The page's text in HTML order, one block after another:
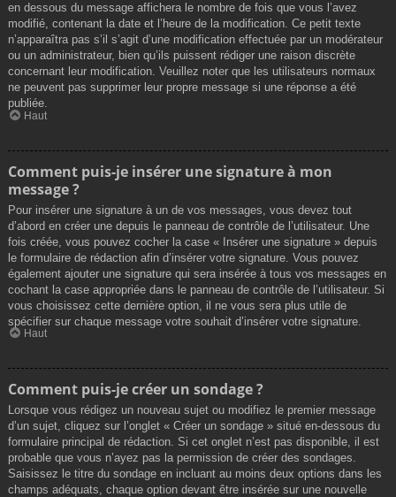
en dessous du message affichera le nombre de fois que vous l’avez
modifié, contenant la date et l’heure de la modification. Ce petit texte
n’apparaîtra pas s’il s’agit d’une modification effectuée par un modérateur
ou un administrateur, bien qu’ils puissent rédiger une raison discrète
concernant leur modification. Veuillez noter que les utilisateurs normaux
ne peuvent pas supprimer leur propre message si une réponse a été
publiée.
Haut
Comment puis-je insérer une signature à mon
message ?
Pour insérer une signature à un de vos messages, vous devez tout
d’abord en créer une depuis le panneau de contrôle de l’utilisateur. Une
fois créée, vous pouvez cocher la case « Insérer une signature » depuis
le formulaire de rédaction afin d’insérer votre signature. Vous pouvez
également ajouter une signature qui sera insérée à tous vos messages en
cochant la case appropriée dans le panneau de contrôle de l’utilisateur. Si
vous choisissez cette dernière option, il ne vous sera plus utile de
spécifier sur chaque message votre souhait d’insérer votre signature.
Haut
Comment puis-je créer un sondage ?
Lorsque vous rédigez un nouveau sujet ou modifiez le premier message
d’un sujet, cliquez sur l’onglet « Créer un sondage » situé en-dessous du
formulaire principal de rédaction. Si cet onglet n’est pas disponible, il est
probable que vous n’ayez pas la permission de créer des sondages.
Saisissez le titre du sondage en incluant au moins deux options dans les
champs adéquats, chaque option devant être insérée sur une nouvelle